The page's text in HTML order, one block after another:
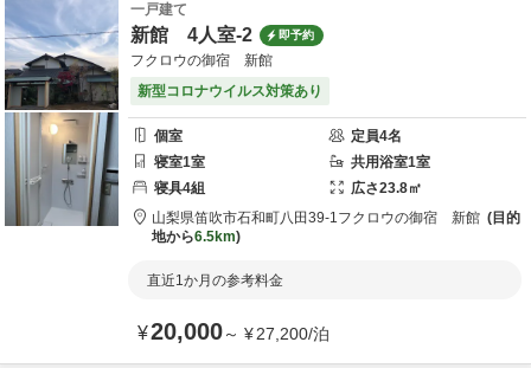
一戸建て
新館 4人室-2 即予約
フクロウの御宿 新館
新型コロナウイルス対策あり
個室 定員4名
寝室1室 共用浴室1室
寝具4組 広さ23.8㎡
山梨県笛吹市石和町八田39-1フクロウの御宿 新館
目的
地から6.5km
直近1か月の参考料金
¥20,000～ ¥27,200/泊